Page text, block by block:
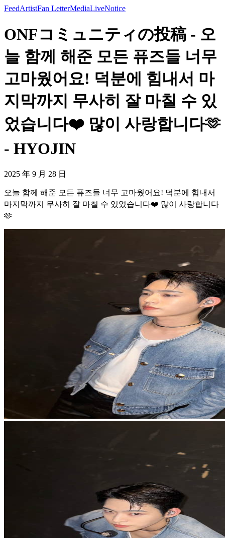
FeedArtistFan LetterMediaLiveNotice
ONFコミュニティの投稿 - 오
늘 함께 해준 모든 퓨즈들 너무
고마웠어요! 덕분에 힘내서 마
지막까지 무사히 잘 마칠 수 있
었습니다❤️ 많이 사랑합니다🫶
- HYOJIN
2025 年 9 月 28 日
오늘 함께 해준 모든 퓨즈들 너무 고마웠어요! 덕분에 힘내서
마지막까지 무사히 잘 마칠 수 있었습니다❤️ 많이 사랑합니다
🫶